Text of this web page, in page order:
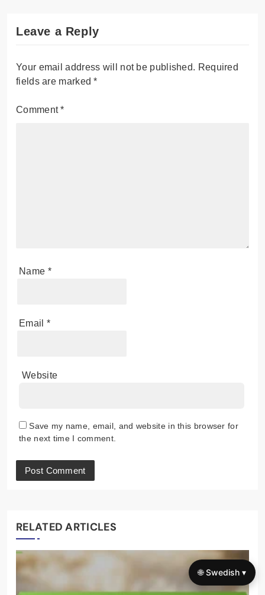
Leave a Reply
Your email address will not be published. Required
fields are marked*
Comment*
Name *
Email *
Website
Save my name, email, and website in this browser for
the next time I comment.
RELATED ARTICLES
🌐 Swedish ▾